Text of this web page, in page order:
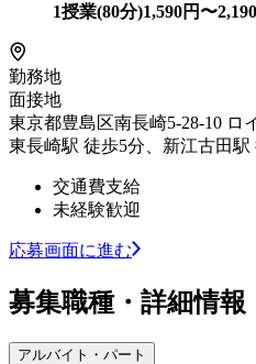
1授業(80分)1,590円〜2,190
勤務地
面接地
東京都豊島区南長崎5-28-10 ロ
東長崎駅 徒歩5分、新江古田
交通費支給
未経験歓迎
応募画面に進む
募集職種・詳細情報
アルバイト・パート